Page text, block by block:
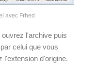
avec Frhed
ouvrez l'archive puis
par celui que vous
l'extension d'origine.